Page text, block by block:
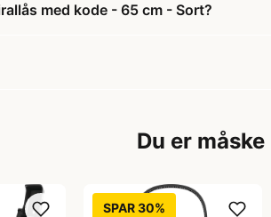
med kode - 65 cm - Sort?
Du er
SPAR 30%